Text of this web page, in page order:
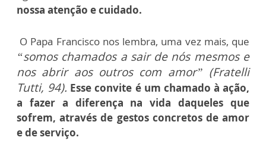
nossa atenção e cuidado.
O Papa Francisco nos lembra, uma vez mais, que
“somos chamados a sair de nós mesmos e
nos abrir aos outros com amor” (Fratelli
Tutti, 94). Esse convite é um chamado à ação,
a fazer a diferença na vida daqueles que
sofrem, através de gestos concretos de amor
e de serviço.